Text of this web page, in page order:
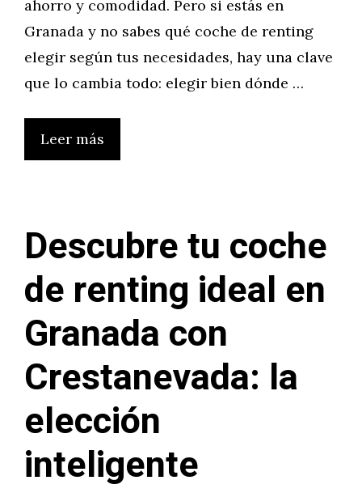
ahorro y comodidad. Pero si estás en
Granada y no sabes qué coche de renting
elegir según tus necesidades, hay una clave
que lo cambia todo: elegir bien dónde …
Leer más
Descubre tu coche
de renting ideal en
Granada con
Crestanevada: la
elección
inteligente